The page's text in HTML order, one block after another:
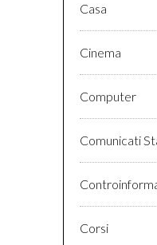
Casa
Cinema
Computer
Comunicati
Corsi